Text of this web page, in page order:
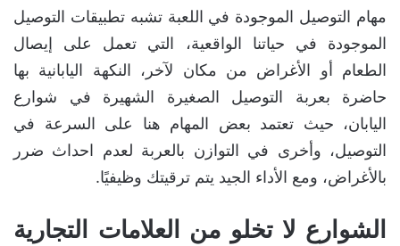
مهام التوصيل الموجودة في اللعبة تشبه تطبيقات التوصيل
الموجودة في حياتنا الواقعية، التي تعمل على إيصال
الطعام أو الأغراض من مكان لآخر، النكهة اليابانية بها
حاضرة بعربة التوصيل الصغيرة الشهيرة في شوارع
اليابان، حيث تعتمد بعض المهام هنا على السرعة في
التوصيل، وأخرى في التوازن بالعربة لعدم احداث ضرر
بالأغراض، ومع الأداء الجيد يتم ترقيتك وظيفيًا.
الشوارع لا تخلو من العلامات التجارية